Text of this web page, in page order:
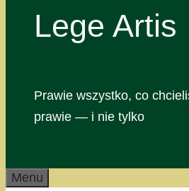
Lege Artis
Prawie wszystko, co
prawie — i nie tylko
Menu